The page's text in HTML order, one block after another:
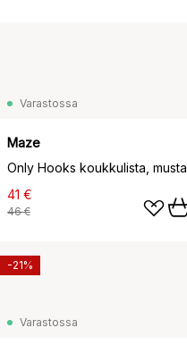
Varastossa
Maze
Only Hooks koukkulista, musta
41 €
46 €
Varastossa
-21%